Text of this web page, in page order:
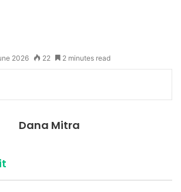
2026 22 2 minutes read
Dana Mitra